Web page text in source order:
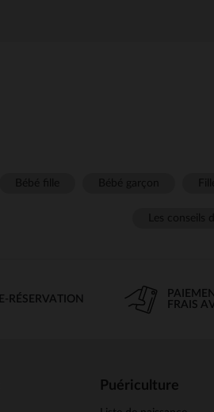
E-RÉSERVATION
FRAIS
Puériculture